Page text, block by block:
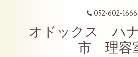
052-602-1666
オドックス ハ
市 理容